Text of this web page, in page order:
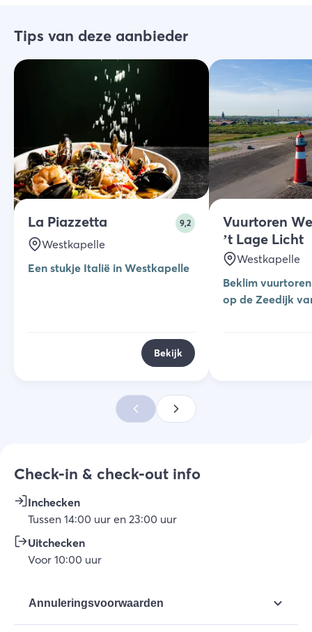
Tips van deze aanbieder
La Piazzetta 9,2
Westkapelle
Een stukje Italië in Westkapelle
Bekijk
Vuurtoren
’t Lage Licht
Westkapelle
Beklim
op de Zeedijk
Check-in & check-out info
Inchecken
Tussen 14:00 uur en 23:00 uur
Uitchecken
Voor 10:00 uur
Annuleringsvoorwaarden